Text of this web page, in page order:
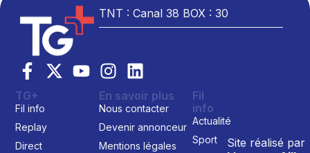
TNT : Canal 38 BOX : 30
Site réalisé par
TG+
Fil info
Replay
Direct
En savoir plus
Nous contacter
Devenir annonceur
Mentions légales
Fil
info
Actualité
Sport